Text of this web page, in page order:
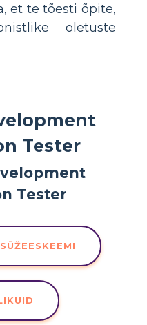
et te tõesti õpite,
oletuste
Tester